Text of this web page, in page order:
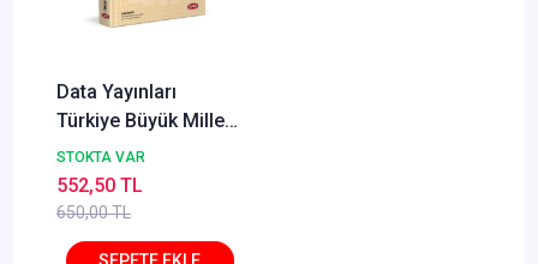
Data Yayınları
Türkiye Büyük Millet
Meclisi (TBMM) GYS
Ortak Konular Konu
Anlatımlı
STOKTA VAR
650,00 TL
552,50 TL